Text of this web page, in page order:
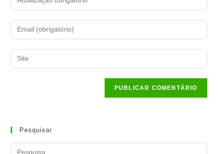
your
username
to
comment
Enter
your
address
to
Enter
your
Pesquisar
Search